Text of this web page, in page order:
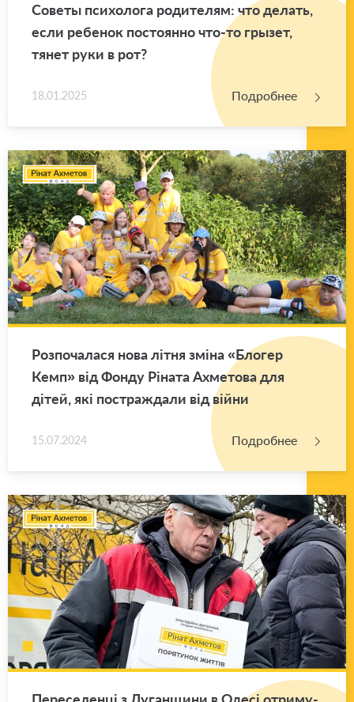
Со­ве­ты пси­хо­ло­га ро­ди­те­лям: что де­лать,
если ре­бе­нок по­сто­ян­но что-то гры­зет,
тянет руки в рот?
18.01.2025 Подробнее
Роз­по­ча­ла­ся нова літня зміна «Бло­гер
Кемп» від Фонду Ріната Ах­ме­то­ва для
дітей, які по­ст­раж­да­ли від війни
15.07.2024 Подробнее
Пе­ре­се­ленці з Лу­ган­щи­ни в Одесі от­ри­му­